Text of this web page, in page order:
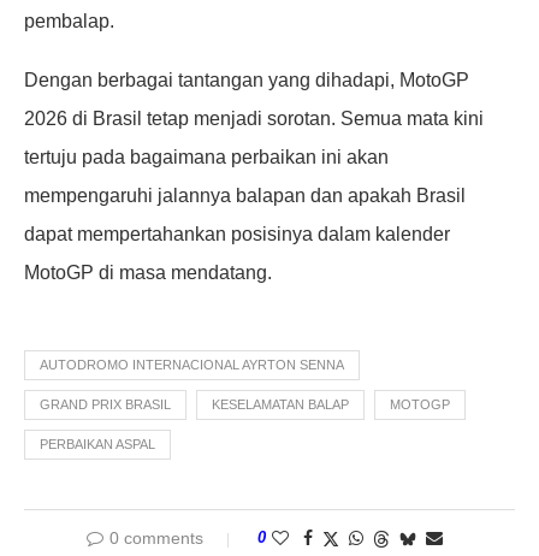
pembalap.
Dengan berbagai tantangan yang dihadapi, MotoGP
2026 di Brasil tetap menjadi sorotan. Semua mata kini
tertuju pada bagaimana perbaikan ini akan
mempengaruhi jalannya balapan dan apakah Brasil
dapat mempertahankan posisinya dalam kalender
MotoGP di masa mendatang.
AUTODROMO INTERNACIONAL AYRTON SENNA
GRAND PRIX BRASIL KESELAMATAN BALAP MOTOGP
PERBAIKAN ASPAL
0 comments 0